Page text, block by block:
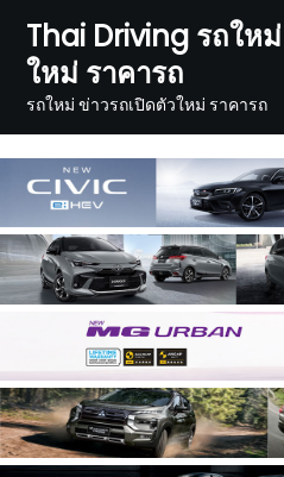
content
Thai Driving รถให
ใหม่ ราคารถ
รถใหม่ ข่าวรถเปิดตัวใหม่ ราคารถ